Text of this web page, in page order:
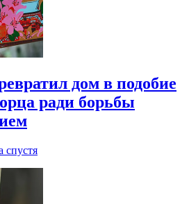
дом в подобие
ради борьбы
спустя